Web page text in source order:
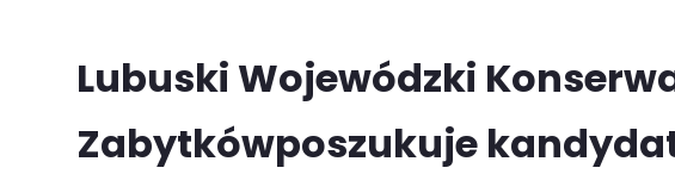
Lubuski Wojewódzki
Zabytkówposzukuje